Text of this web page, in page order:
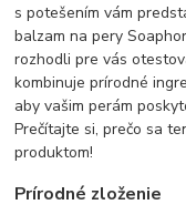
s potešením vám
balzam na pery
rozhodli pre vás
kombinuje prírodné
aby vašim perám
Prečítajte si, prečo sa
produktom!
Prírodné zloženie